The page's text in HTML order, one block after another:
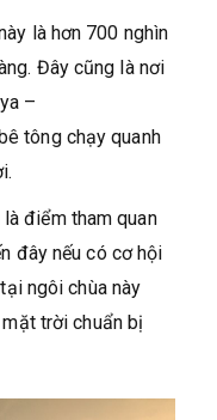
là hơn 700 nghìn
Đây cũng là nơi
–
tông chạy quanh
điểm tham quan
đây nếu có cơ hội
ngôi chùa này
trời chuẩn bị